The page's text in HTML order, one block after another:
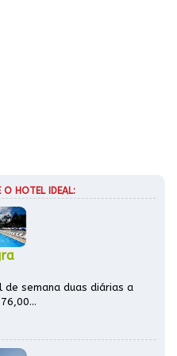
O HOTEL IDEAL:
de semana duas diárias a